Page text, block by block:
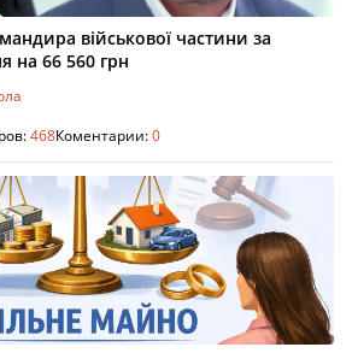
військової частини за
на 66 560 грн
468Коментарии:0